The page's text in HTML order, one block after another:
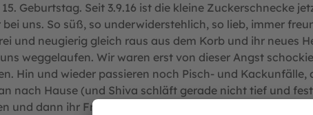
Geburtstag. Seit 3.9.16 ist die kleine Zuckerschnecke
bei uns. So süß, so underwiderstehlich, so lieb, immer
und neugierig gleich raus aus dem Korb und ihr neues
weggelaufen. Wir waren erst von dieser Angst
Hin und wieder passieren noch Pisch- und
nach Hause (und Shiva schläft gerade nicht tief und
und dann ihr Fressen ab! Bis November ’16 hat sie